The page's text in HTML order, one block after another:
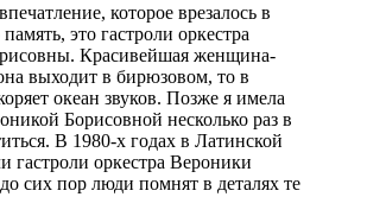
которое врезалось в
это гастроли оркестра
Красивейшая женщина-
выходит в бирюзовом, то в
океан звуков. Позже я имела
Борисовной несколько раз в
В 1980-х годах в Латинской
гастроли оркестра Вероники
сих пор люди помнят в деталях те